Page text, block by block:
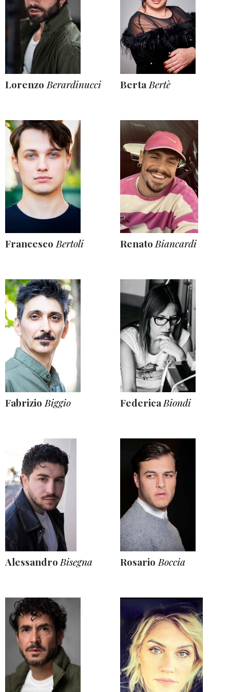
Lorenzo Berardinucci Berta Bertè
Francesco Bertoli Renato Biancardi
Fabrizio Biggio Federica Biondi
Alessandro Bisegna Rosario Boccia